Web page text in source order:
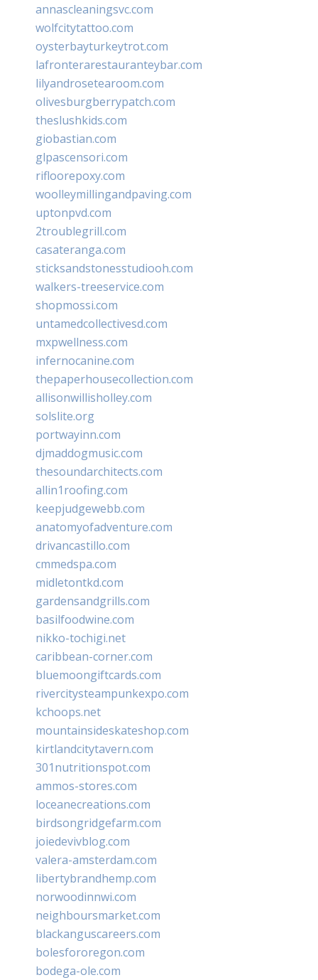
annascleaningsvc.com
wolfcitytattoo.com
oysterbayturkeytrot.com
lafronterarestauranteybar.com
lilyandrosetearoom.com
olivesburgberrypatch.com
theslushkids.com
giobastian.com
glpascensori.com
rifloorepoxy.com
woolleymillingandpaving.com
uptonpvd.com
2troublegrill.com
casateranga.com
sticksandstonesstudiooh.com
walkers-treeservice.com
shopmossi.com
untamedcollectivesd.com
mxpwellness.com
infernocanine.com
thepaperhousecollection.com
allisonwillisholley.com
solslite.org
portwayinn.com
djmaddogmusic.com
thesoundarchitects.com
allin1roofing.com
keepjudgewebb.com
anatomyofadventure.com
drivancastillo.com
cmmedspa.com
midletontkd.com
gardensandgrills.com
basilfoodwine.com
nikko-tochigi.net
caribbean-corner.com
bluemoongiftcards.com
rivercitysteampunkexpo.com
kchoops.net
mountainsideskateshop.com
kirtlandcitytavern.com
301nutritionspot.com
ammos-stores.com
loceanecreations.com
birdsongridgefarm.com
joiedevivblog.com
valera-amsterdam.com
libertybrandhemp.com
norwoodinnwi.com
neighboursmarket.com
blackanguscareers.com
bolesfororegon.com
bodega-ole.com